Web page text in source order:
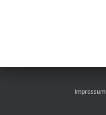
Impressum